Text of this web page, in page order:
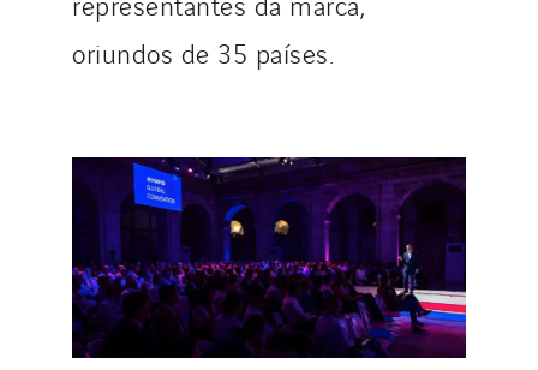
oriundos de 35 países.